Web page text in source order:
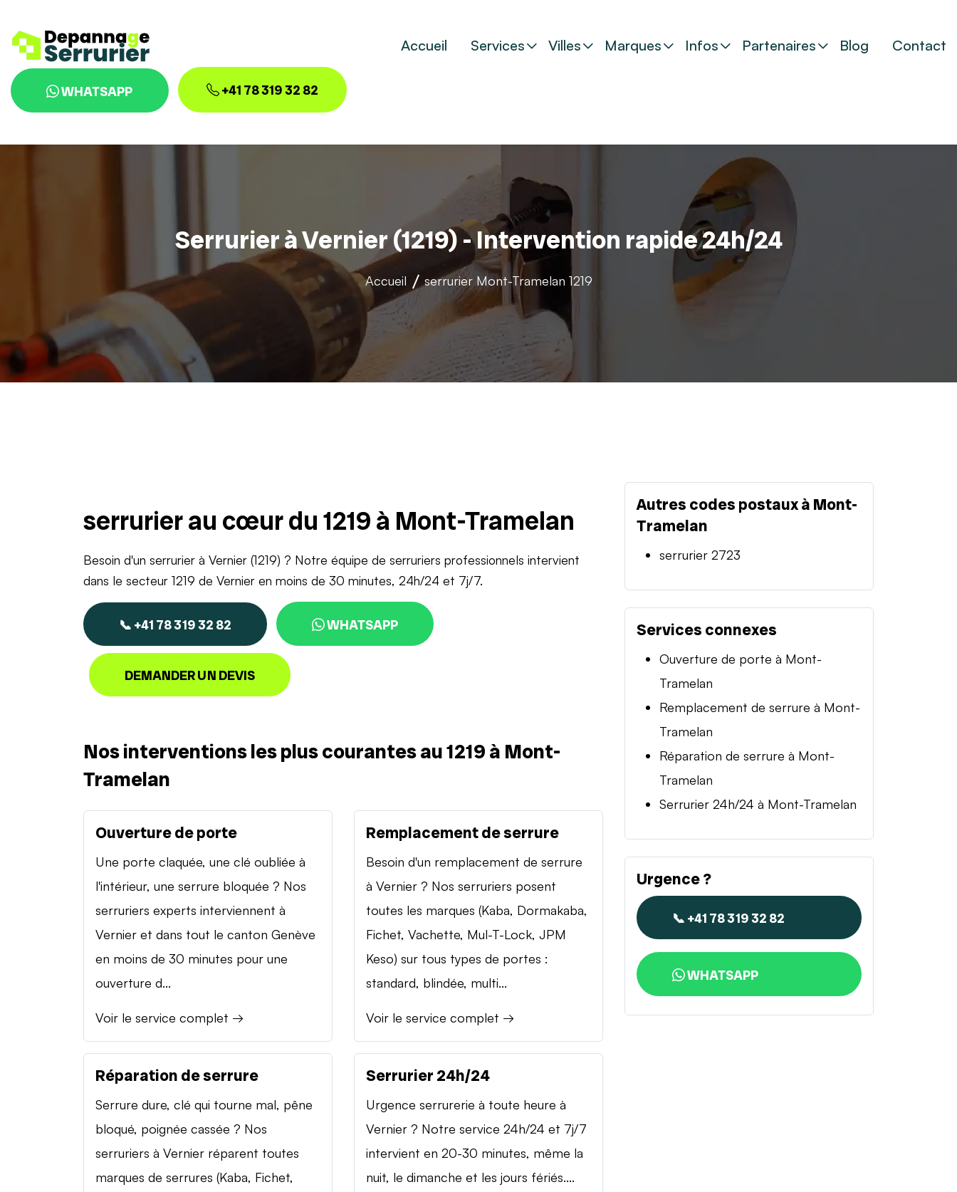
Accueil Services Villes Marques Infos Partenaires Blog Contact
WHATSAPP +41 78 319 32 82
Serrurier à Vernier (1219) - Intervention rapide 24h/24
Accueil serrurier Mont-Tramelan 1219
serrurier au cœur du 1219 à Mont-Tramelan
Besoin d'un serrurier à Vernier (1219) ? Notre équipe de serruriers professionnels intervient
dans le secteur 1219 de Vernier en moins de 30 minutes, 24h/24 et 7j/7.
📞 +41 78 319 32 82 WHATSAPP
DEMANDER UN DEVIS
Nos interventions les plus courantes au 1219 à Mont-
Tramelan
Ouverture de porte
Une porte claquée, une clé oubliée à
l'intérieur, une serrure bloquée ? Nos
serruriers experts interviennent à
Vernier et dans tout le canton Genève
en moins de 30 minutes pour une
ouverture d...
Voir le service complet →
Remplacement de serrure
Besoin d'un remplacement de serrure
à Vernier ? Nos serruriers posent
toutes les marques (Kaba, Dormakaba,
Fichet, Vachette, Mul-T-Lock, JPM
Keso) sur tous types de portes :
standard, blindée, multi...
Voir le service complet →
Réparation de serrure
Serrure dure, clé qui tourne mal, pêne
bloqué, poignée cassée ? Nos
serruriers à Vernier réparent toutes
marques de serrures (Kaba, Fichet,
Serrurier 24h/24
Urgence serrurerie à toute heure à
Vernier ? Notre service 24h/24 et 7j/7
intervient en 20-30 minutes, même la
nuit, le dimanche et les jours fériés....
Autres codes postaux à Mont-
Tramelan
serrurier 2723
Services connexes
Ouverture de porte à Mont-
Tramelan
Remplacement de serrure à Mont-
Tramelan
Réparation de serrure à Mont-
Tramelan
Serrurier 24h/24 à Mont-Tramelan
Urgence ?
📞 +41 78 319 32 82
WHATSAPP